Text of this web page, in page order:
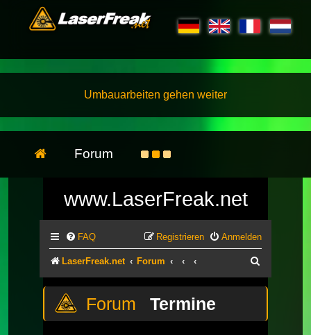
Umbauarbeiten gehen weiter
Forum
www.LaserFreak.net
FAQ Anmelden
Registrieren
LaserFreak.net Forum
Termine